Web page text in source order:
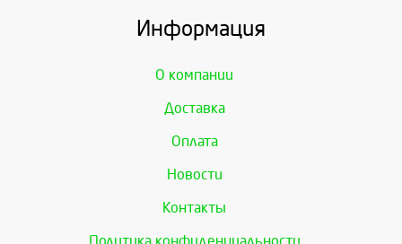
Информация
О компании
Доставка
Оплата
Новости
Контакты
Политика конфиденциальности